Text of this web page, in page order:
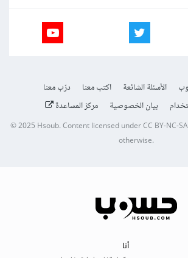
الأسئلة الشائعة اكتب معنا
درّب معنا
بيان الخصوصية مركز المساعدة
© 2025Hsoub.Content licensed underCC BY-NC-
otherwise.